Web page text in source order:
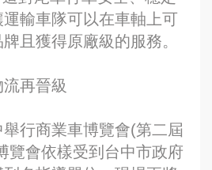
輸車隊可以在車軸上可
且獲得原廠級的服務。
再晉級
行商業車博覽會(第二屆
覽會依樣受到台中市政府